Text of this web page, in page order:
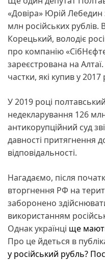
«Довіра» Юрій Лебедин
млн російських рублів.
Корецький, володіє
про компанію
зареєстрована на
частки, які купив у 2017
У 2019 році
недекларування 126
антикорупційний суд
давності притягнення
відповідальності.
Нагадаємо, після
вторгнення РФ на
заборонено
використанням
Однак українці ще
Про це йдеться в
у російський рубль?